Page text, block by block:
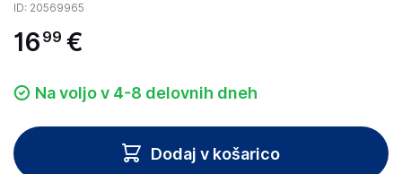
ID: 20569965
16 99 €
Na voljo v 4-8 delovnih dneh
Dodaj v košarico